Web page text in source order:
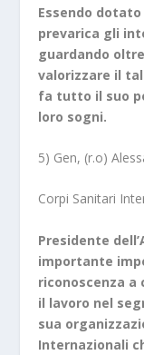
Essendo
prevarica gli
guardando
valorizzare il
fa tutto il suo
loro sogni.
5) Gen, (r.o)
Corpi Sanitari
Presidente
importante
riconoscenza a
il lavoro nel
sua
Internazionali